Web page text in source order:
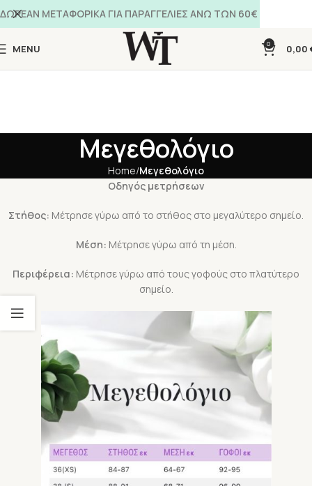
MENU 0 0,00
Μεγεθολόγιο
Home Μεγεθολόγιο
Οδηγός μετρήσεων
Στήθος: Μέτρησε γύρω από το στήθος στο μεγαλύτερο σημείο.
Μέση: Μέτρησε γύρω από τη μέση.
Περιφέρεια: Μέτρησε γύρω από τους γοφούς στο πλατύτερο
σημείο.
ΔΩΡΕΑΝ ΜΕΤΑΦΟΡΙΚΑ ΓΙΑ ΠΑΡΑΓΓΕΛΙΕΣ ΑΝΩ ΤΩΝ 60€